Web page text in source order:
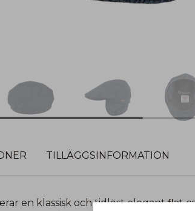
TILLÄGGSINFORMATION
en klassisk och tidlöst elegant flat